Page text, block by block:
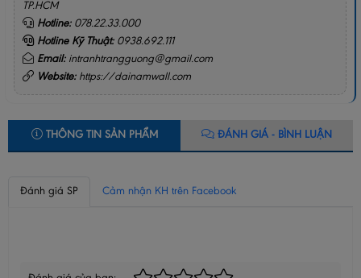
TP.HCM
Hotline: 078.22.33.000
Hotline Kỹ Thuật: 0938.692.111
Email: intranhtrangguong@gmail.com
Website:https://dainamwall.com
THÔNG TIN SẢN PHẨM ĐÁNH GIÁ - BÌNH LUẬN
Đánh giá SP Cảm nhận KH trên Facebook